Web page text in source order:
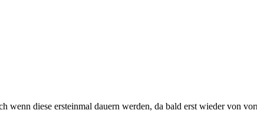
wenn diese ersteinmal dauern werden, da bald erst wieder von